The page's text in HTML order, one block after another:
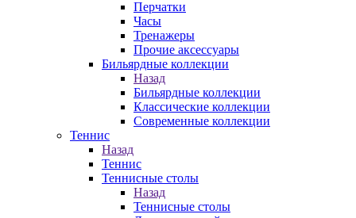
Перчатки
Часы
Тренажеры
Прочие аксессуары
Бильярдные коллекции
Назад
Бильярдные коллекции
Классические коллекции
Современные коллекции
Теннис
Назад
Теннис
Теннисные столы
Назад
Теннисные столы